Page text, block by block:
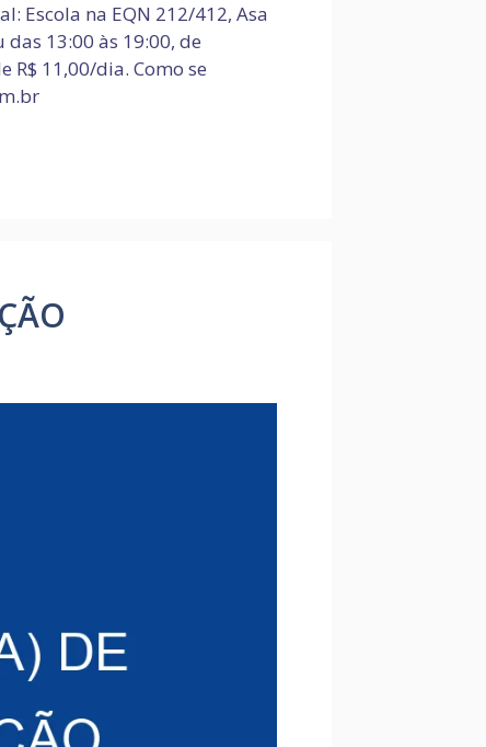
Escola na EQN 212/412, Asa
13:00 às 19:00, de
R$ 11,00/dia. Como se